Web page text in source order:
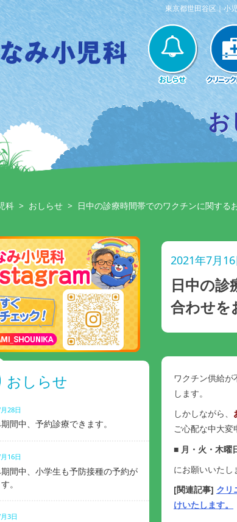
東京都世田谷区｜小
お
科 > おしらせ > 日中の診療時間帯でのワクチンに関する
2021年7月16
日中の診
合わせを
ワクチン供給
します。
しかしながら、
ご心配な中大変
■ 月・火・木曜
にお願いいたし
[関連記事] クリ
けいたします。
おしらせ
28日
間中、予約診療できます。
16日
間中、小学生も予防接種の予約が
。
3日